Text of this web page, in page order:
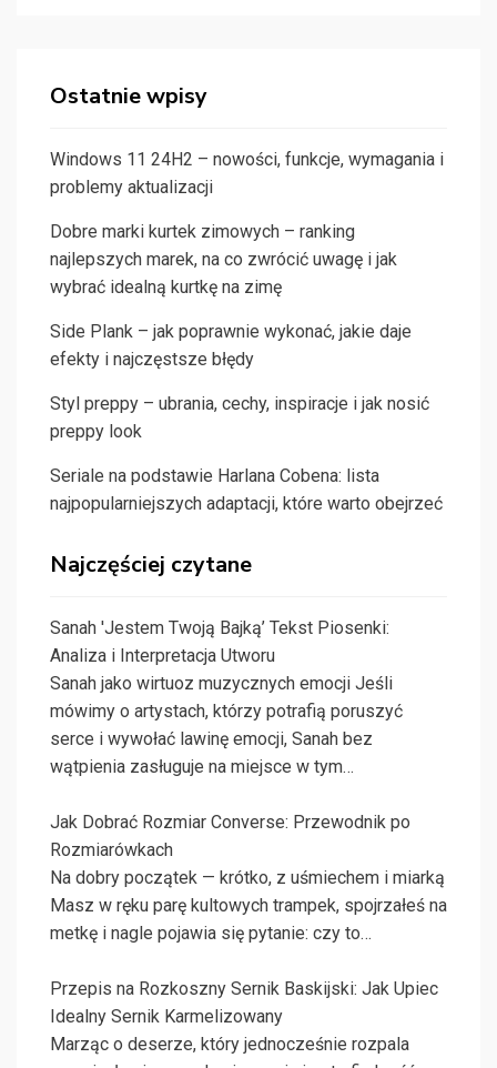
Ostatnie wpisy
Windows 11 24H2 – nowości, funkcje, wymagania i
problemy aktualizacji
Dobre marki kurtek zimowych – ranking
najlepszych marek, na co zwrócić uwagę i jak
wybrać idealną kurtkę na zimę
Side Plank – jak poprawnie wykonać, jakie daje
efekty i najczęstsze błędy
Styl preppy – ubrania, cechy, inspiracje i jak nosić
preppy look
Seriale na podstawie Harlana Cobena: lista
najpopularniejszych adaptacji, które warto obejrzeć
Najczęściej czytane
Sanah 'Jestem Twoją Bajką’ Tekst Piosenki:
Analiza i Interpretacja Utworu
Sanah jako wirtuoz muzycznych emocji Jeśli
mówimy o artystach, którzy potrafią poruszyć
serce i wywołać lawinę emocji, Sanah bez
wątpienia zasługuje na miejsce w tym…
Jak Dobrać Rozmiar Converse: Przewodnik po
Rozmiarówkach
Na dobry początek — krótko, z uśmiechem i miarką
Masz w ręku parę kultowych trampek, spojrzałeś na
metkę i nagle pojawia się pytanie: czy to…
Przepis na Rozkoszny Sernik Baskijski: Jak Upiec
Idealny Sernik Karmelizowany
Marząc o deserze, który jednocześnie rozpala